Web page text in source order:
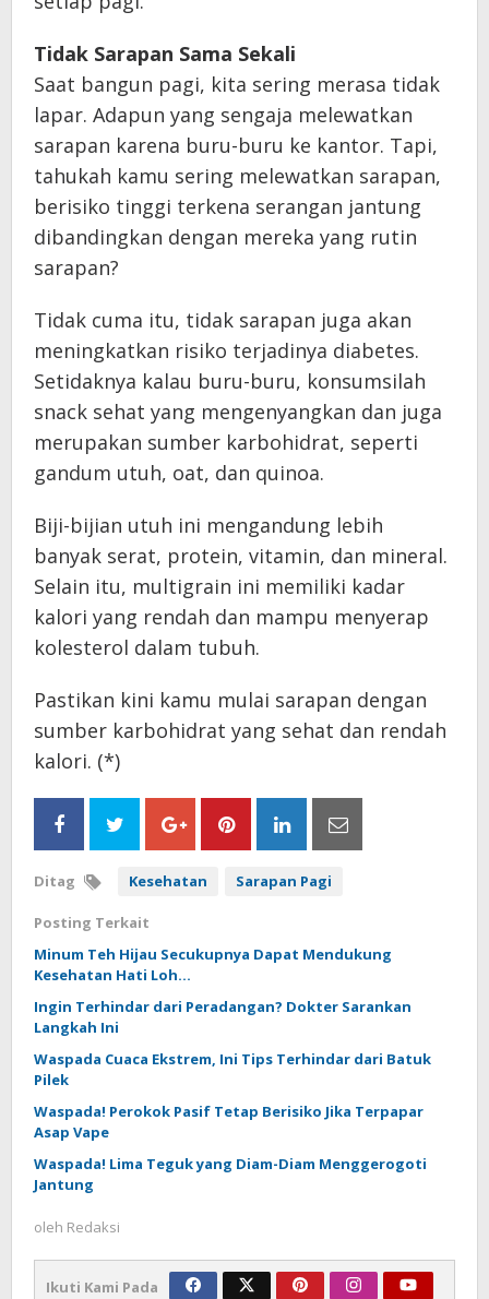
Tidak Sarapan Sama Sekali
Saat bangun pagi, kita sering merasa tidak
lapar. Adapun yang sengaja melewatkan
sarapan karena buru-buru ke kantor. Tapi,
tahukah kamu sering melewatkan sarapan,
berisiko tinggi terkena serangan jantung
dibandingkan dengan mereka yang rutin
sarapan?
Tidak cuma itu, tidak sarapan juga akan
meningkatkan risiko terjadinya diabetes.
Setidaknya kalau buru-buru, konsumsilah
snack sehat yang mengenyangkan dan juga
merupakan sumber karbohidrat, seperti
gandum utuh, oat, dan quinoa.
Biji-bijian utuh ini mengandung lebih
banyak serat, protein, vitamin, dan mineral.
Selain itu, multigrain ini memiliki kadar
kalori yang rendah dan mampu menyerap
kolesterol dalam tubuh.
Pastikan kini kamu mulai sarapan dengan
sumber karbohidrat yang sehat dan rendah
kalori. (*)
Ditag Kesehatan Sarapan Pagi
Posting Terkait
Minum Teh Hijau Secukupnya Dapat Mendukung
Kesehatan Hati Loh…
Ingin Terhindar dari Peradangan? Dokter Sarankan
Langkah Ini
Waspada Cuaca Ekstrem, Ini Tips Terhindar dari Batuk
Pilek
Waspada! Perokok Pasif Tetap Berisiko Jika Terpapar
Asap Vape
Waspada! Lima Teguk yang Diam-Diam Menggerogoti
Jantung
oleh Redaksi
Ikuti Kami Pada